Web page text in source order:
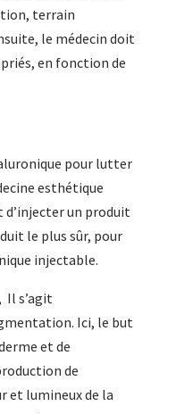
terrain
le médecin doit
en fonction de
pour lutter
esthétique
d’injecter un produit
le plus sûr, pour
injectable.
Il s’agit
Ici, le but
et de
de
et lumineux de la